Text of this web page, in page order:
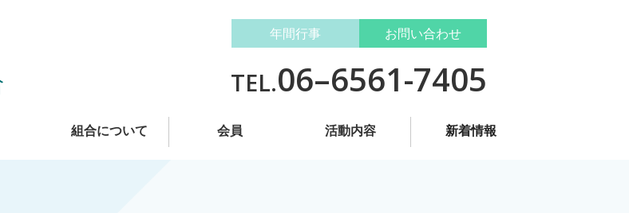
年間行事 お問い合わせ
TEL.06–6561-7405
組合について 会員 活動内容 新着情報